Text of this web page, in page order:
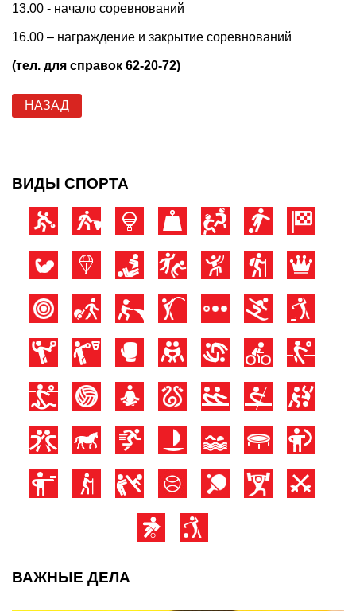
13.00 - начало соревнований
16.00 – награждение и закрытие соревнований
(тел. для справок 62-20-72)
НАЗАД
ВИДЫ СПОРТА
ВАЖНЫЕ ДЕЛА